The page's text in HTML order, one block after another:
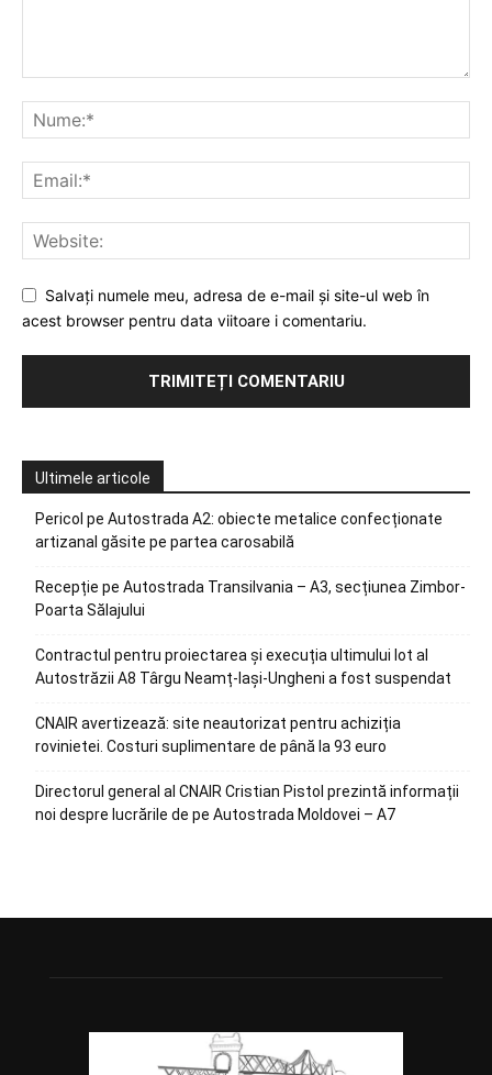
Salvați numele meu, adresa de e-mail și site-ul web în
acest browser pentru data viitoare i comentariu.
Ultimele articole
Pericol pe Autostrada A2: obiecte metalice confecționate
artizanal găsite pe partea carosabilă
Recepție pe Autostrada Transilvania – A3, secțiunea Zimbor-
Poarta Sălajului
Contractul pentru proiectarea și execuția ultimului lot al
Autostrăzii A8 Târgu Neamț-Iași-Ungheni a fost suspendat
CNAIR avertizează: site neautorizat pentru achiziția
rovinietei. Costuri suplimentare de până la 93 euro
Directorul general al CNAIR Cristian Pistol prezintă informații
noi despre lucrările de pe Autostrada Moldovei – A7